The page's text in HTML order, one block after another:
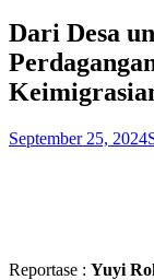
Dari Desa
September 25, 2024
Reportase : Yuyi